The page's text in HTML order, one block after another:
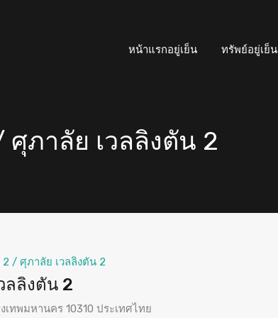
หน้าแรกอยู่เย็น ทรัพย์อยู่เย็น
ศุภาลัย เวลลิงตัน 2
2 / ศุภาลัย เวลลิงตัน 2
ลลิงตัน 2
ทพมหานคร 10310 ประเทศไทย